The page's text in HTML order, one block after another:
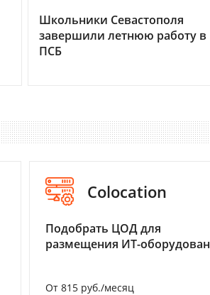
Школьники Севастополя
завершили летнюю работу в
ПСБ
Colocation
Подобрать ЦОД для
размещения ИТ-
От 815 руб./месяц